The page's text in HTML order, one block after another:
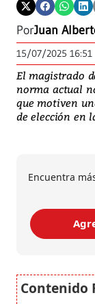
PorJuan
15/07/2025 16:51
El magistrado
norma actual
que motiven
de elección en
Encuentra